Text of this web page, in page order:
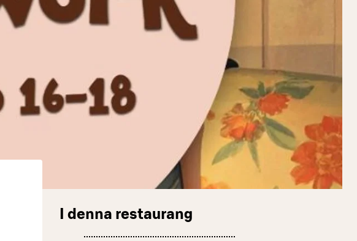
I denna restaurang